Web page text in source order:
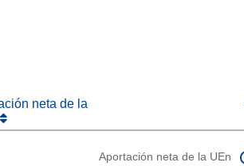
ventana)
neta de la
Aportación neta de la UEn